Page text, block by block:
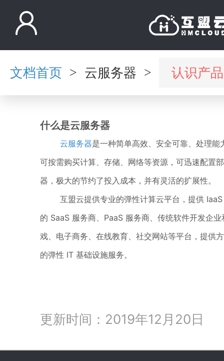
文档首页 > 云服务器 > 认识产品
什么是云服务器
云服务器是一种简单高效、安全可靠、处理
可按需购买计算、存储、网络等资源，可迅速配置
器，极大的节约了投入成本，并有灵活的扩展性。
互盟云提供专业的弹性计算云平台，提供 IaaS
的 SaaS 服务商、PaaS 服务商、传统软件开发企
戏、电子商务、在线教育、社交网站等平台，提供
的弹性 IT 基础设施服务。
更新时间：2019年12月20日